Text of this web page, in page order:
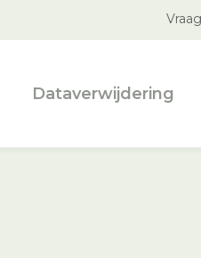
Dataverwijdering